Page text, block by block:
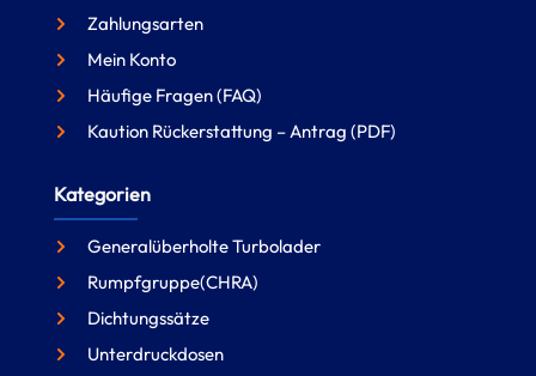
Zahlungsarten
Mein Konto
Häufige Fragen (FAQ)
Kaution Rückerstattung – Antrag (PDF)
Kategorien
Generalüberholte Turbolader
Rumpfgruppe(CHRA)
Dichtungssätze
Unterdruckdosen